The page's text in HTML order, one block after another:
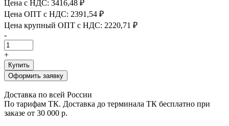
Цена с НДС: 3416,48 ₽
Цена ОПТ с НДС: 2391,54 ₽
Цена крупный ОПТ с НДС: 2220,71 ₽
-
+
Купить
Оформить заявку
Доставка по всей России
По тарифам ТК. Доставка до терминала ТК бесплатно при
заказе от 30 000 р.